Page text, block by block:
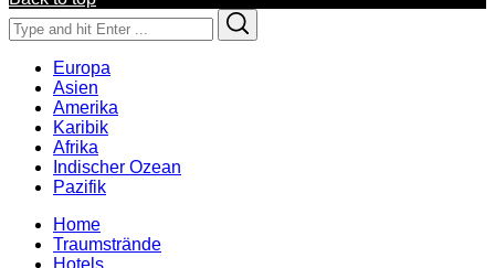
Search
for:
Europa
Asien
Amerika
Karibik
Afrika
Indischer Ozean
Pazifik
Home
Traumstrände
Hotels